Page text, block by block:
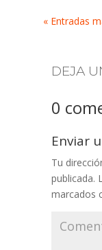
« Entradas
DEJA
0
Enviar
Tu
publicada.
marcados